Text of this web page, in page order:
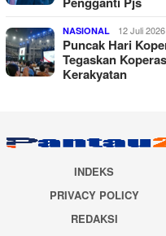
NASIONAL 12 Juli 2026
Puncak Hari
Tegaskan
Kerakyatan
INDEKS
PRIVACY POLICY
REDAKSI